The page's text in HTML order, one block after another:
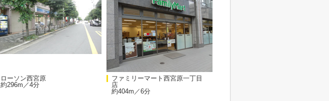
ローソン西宮原
約296m／4分
ファミリーマート西宮原一丁目
店
約404m／6分